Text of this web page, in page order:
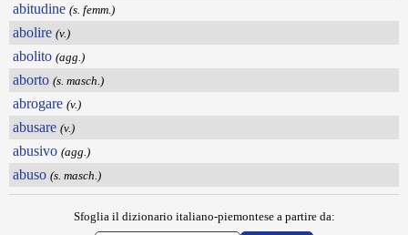
abitudine (s. femm.)
abolire (v.)
abolito (agg.)
aborto (s. masch.)
abrogare (v.)
abusare (v.)
abusivo (agg.)
abuso (s. masch.)
Sfoglia il dizionario italiano-piemontese a partire da: